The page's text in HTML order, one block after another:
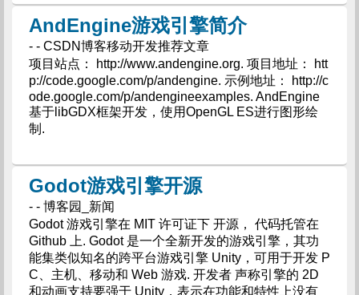
AndEngine游戏引擎简介
- - CSDN博客移动开发推荐文章
项目站点： http://www.andengine.org. 项目地址： htt
p://code.google.com/p/andengine. 示例地址： http://c
ode.google.com/p/andengineexamples. AndEngine
基于libGDX框架开发，使用OpenGL ES进行图形绘
制.
Godot游戏引擎开源
- - 博客园_新闻
Godot 游戏引擎在 MIT 许可证下 开源， 代码托管在
Github 上. Godot 是一个全新开发的游戏引擎，其功
能集类似知名的跨平台游戏引擎 Unity，可用于开发 P
C、主机、移动和 Web 游戏. 开发者 声称引擎的 2D
和动画支持要强于 Unity，表示在功能和特性上没有